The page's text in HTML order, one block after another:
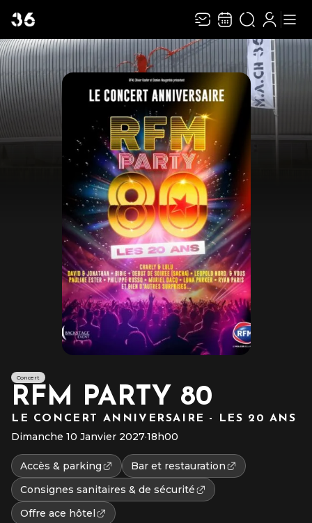
Recevez toute l’actualité en vous abonnant à
notre newsletter :
ENVOYER
Rivaj Group traite votre adresse électronique pour la gestion de votre
abonnement à la newsletter deMACH 36. Vous pouvez retirer votre
consentement à tout moment. Pour en savoir plus, consultez notre
protection des données.
Concert
RFM PARTY 80
LE CONCERT ANNIVERSAIRE - LES 20 ANS
Dimanche 10 Janvier 2027·18h00
Accès & parking
Bar et restauration
Consignes sanitaires & de sécurité
Offre ace hôtel